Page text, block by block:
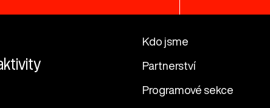
Kdo jsme
Partnerství
Programové sekce